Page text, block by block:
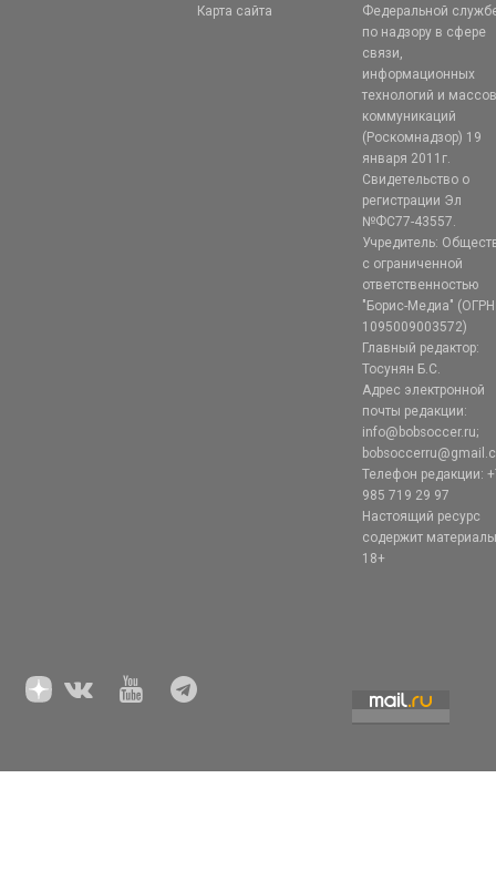
Карта сайта
Федеральной
по надзору в сфере
связи,
информационных
технологий и
коммуникаций
(Роскомнадзор) 19
января 2011г.
Свидетельство о
регистрации Эл
№ФС77-43557.
Учредитель:
с ограниченной
ответственностью
"Борис-Медиа" (ОГРН
1095009003572)
Главный редактор:
Тосунян Б.С.
Адрес электронной
почты редакции:
info@bobsoccer.ru;
Телефон редакции:
985 719 29 97
Настоящий ресурс
содержит
18+